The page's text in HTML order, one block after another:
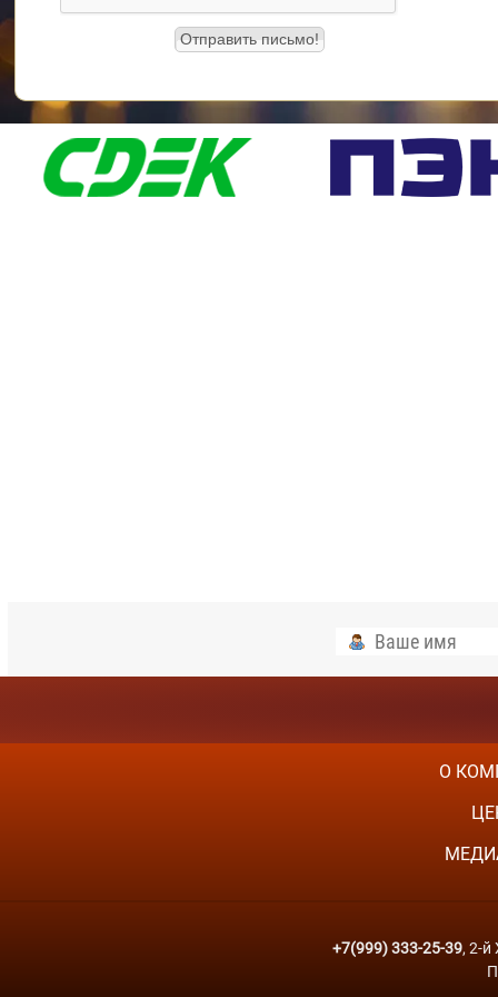
О
+7(999) 333-25-39, 2-й